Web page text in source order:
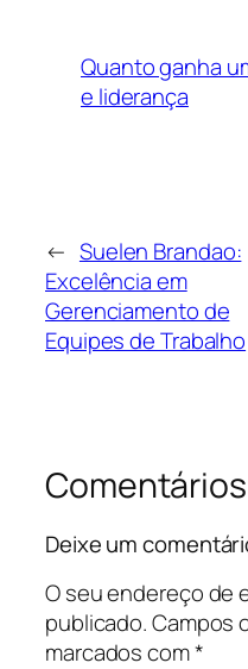
Quanto ganha
e liderança
← Suelen Brandao:
Excelência em
Gerenciamento de
Equipes de Trabalho
Comentários
Deixe um
O seu endereço de
publicado.Campos
marcados com*